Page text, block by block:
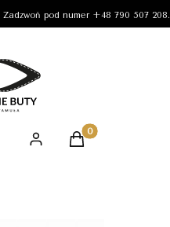
pod numer +48 790 507 208.
Produkty w